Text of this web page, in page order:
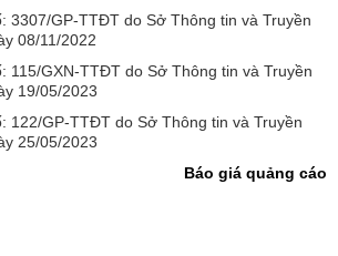
3307/GP-TTĐT do Sở Thông tin và Truyền
08/11/2022
115/GXN-TTĐT do Sở Thông tin và Truyền
19/05/2023
122/GP-TTĐT do Sở Thông tin và Truyền
25/05/2023
Báo giá quảng cáo